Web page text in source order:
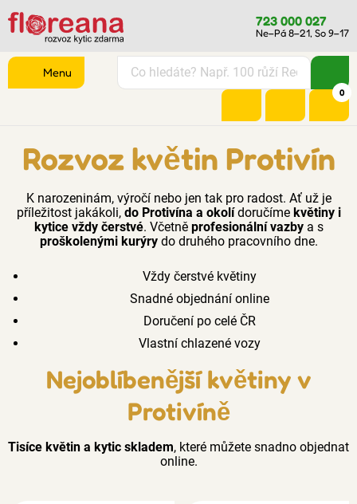
723 000 027
Ne–Pá 8–21, So 9–17
0
Menu
Rozvoz květin Protivín
K narozeninám, výročí nebo jen tak pro radost. Ať už je
příležitost jakákoli, do Protivína a okolídoručíme květiny i
kytice vždy čerstvé. Včetně profesionální vazbya s
proškolenými kurýrydo druhého pracovního dne.
Vždy čerstvé květiny
Snadné objednání online
Doručení po celé ČR
Vlastní chlazené vozy
Nejoblíbenější květiny v
Protivíně
Tisíce květin a kytic skladem, které můžete snadno objednat
online.